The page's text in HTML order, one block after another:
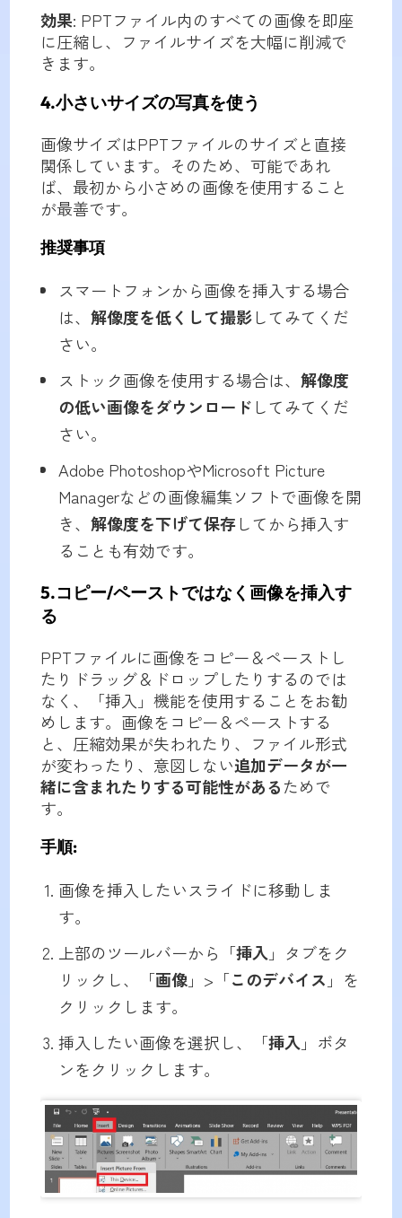
効果: PPTファイル内のすべての画像を即座
に圧縮し、ファイルサイズを大幅に削減で
きます。
4.小さいサイズの写真を使う
画像サイズはPPTファイルのサイズと直接
関係しています。そのため、可能であれ
ば、最初から小さめの画像を使用すること
が最善です。
推奨事項
スマートフォンから画像を挿入する場合
は、 解像度を低くして撮影してみてくだ
さい。
ストック画像を使用する場合は、 解像度
の低い画像をダウンロード してみてくだ
さい。
Adobe PhotoshopやMicrosoft Picture
Managerなどの画像編集ソフトで画像を開
き、 解像度を下げて保存してから挿入す
ることも有効です。
5.コピー/ペーストではなく画像を挿入す
る
PPTファイルに画像をコピー＆ペーストし
たりドラッグ＆ドロップしたりするのでは
なく、「挿入」機能を使用することをお勧
めします。画像をコピー＆ペーストする
と、圧縮効果が失われたり、ファイル形式
が変わったり、意図しない追加データが一
緒に含まれたりする可能性があるためで
す。
手順:
画像を挿入したいスライドに移動しま
す。
上部のツールバーから「挿入 」タブをク
リックし、「画像」>「このデバイス 」を
クリックします。
挿入したい画像を選択し、「挿入 」ボタ
ンをクリックします。